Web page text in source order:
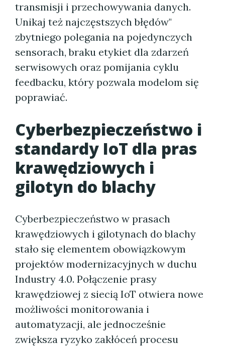
transmisji i przechowywania danych.
Unikaj też najczęstszych błędów"
zbytniego polegania na pojedynczych
sensorach, braku etykiet dla zdarzeń
serwisowych oraz pomijania cyklu
feedbacku, który pozwala modelom się
poprawiać.
Cyberbezpieczeństwo i
standardy IoT dla pras
krawędziowych i
gilotyn do blachy
Cyberbezpieczeństwo w prasach
krawędziowych i gilotynach do blachy
stało się elementem obowiązkowym
projektów modernizacyjnych w duchu
Industry 4.0. Połączenie prasy
krawędziowej z siecią IoT otwiera nowe
możliwości monitorowania i
automatyzacji, ale jednocześnie
zwiększa ryzyko zakłóceń procesu